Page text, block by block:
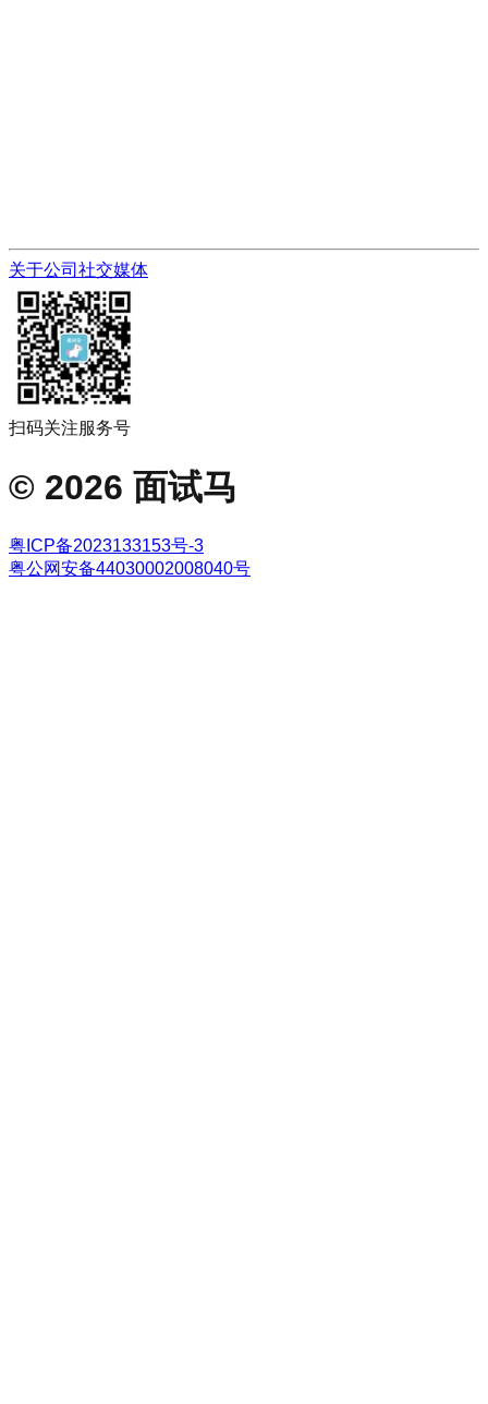
关于公司 社交媒体
扫码关注服务号
© 2026 面试马
粤ICP备2023133153号-3
粤公网安备44030002008040号